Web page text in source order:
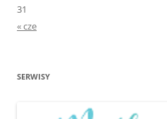
31
« cze
SERWISY